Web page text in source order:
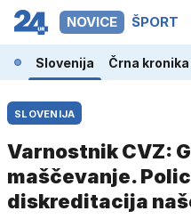
NOVICE ŠPORT
Slovenija Črna kronika
SLOVENIJA
Varnostnik CVZ:
maščevanje.
diskreditacija